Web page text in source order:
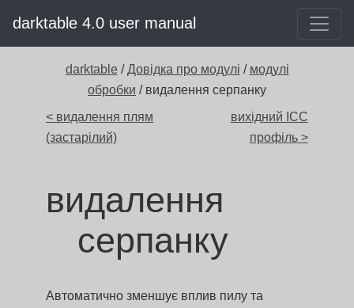
darktable 4.0 user manual
darktable /Довідка про модулі / модулі
обробки / видалення серпанку
< видалення плям
(застарілий)
вихідний ICC
профіль >
видалення
серпанку
Автоматично зменшує вплив пилу та